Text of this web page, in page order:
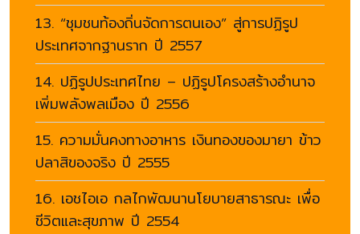
13. “ชุมชนท้องถิ่นจัดการตนเอง” สู่การปฏิรูป
ประเทศจากฐานราก ปี 2557
14. ปฏิรูปประเทศไทย – ปฏิรูปโครงสร้างอำนาจ
เพิ่มพลังพลเมือง ปี 2556
15. ความมั่นคงทางอาหาร เงินทองของมายา ข้าว
ปลาสิของจริง ปี 2555
16. เอชไอเอ กลไกพัฒนานโยบายสาธารณะ เพื่อ
ชีวิตและสุขภาพ ปี 2554